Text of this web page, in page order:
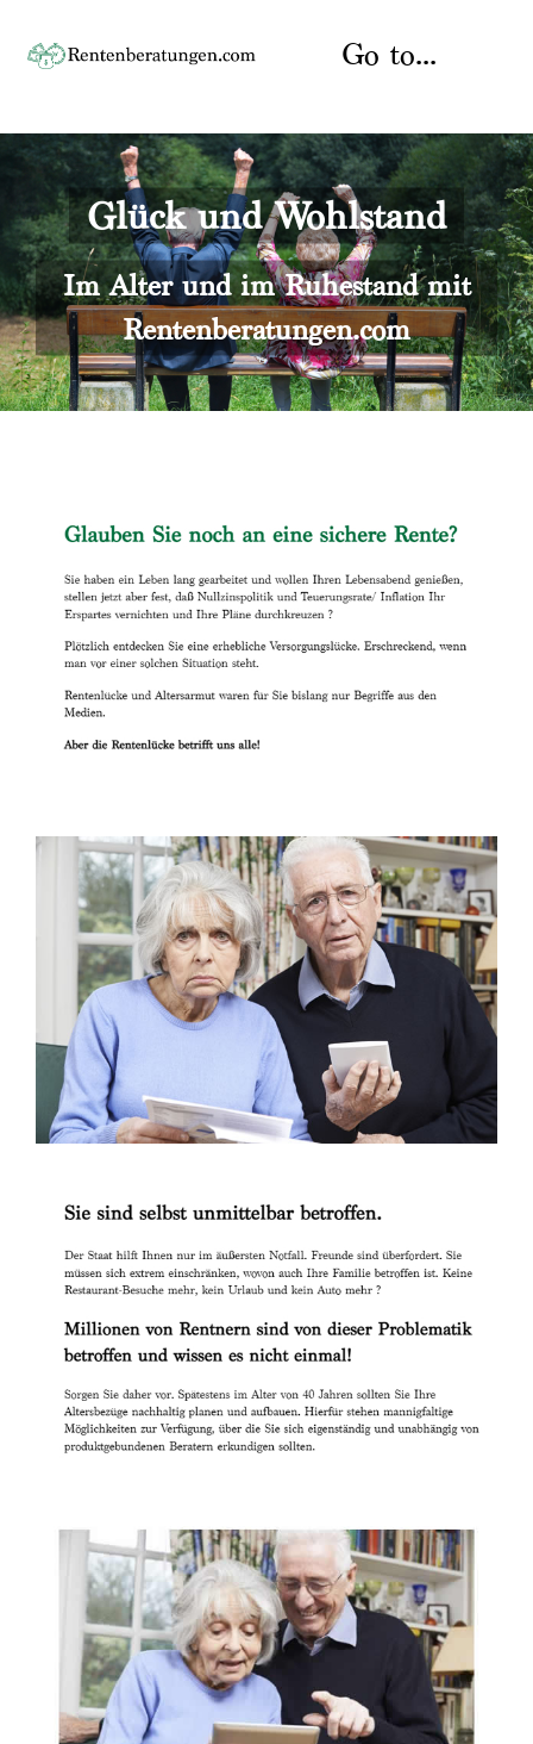
content
Go to...
Startseite
Rente
Rentenberater
Rentenversicherung
Versicherungsberatung
Über uns
Kontakt
Glück und Wohlstand
Im Alter und im Ruhestand mit
Rentenberatungen.com